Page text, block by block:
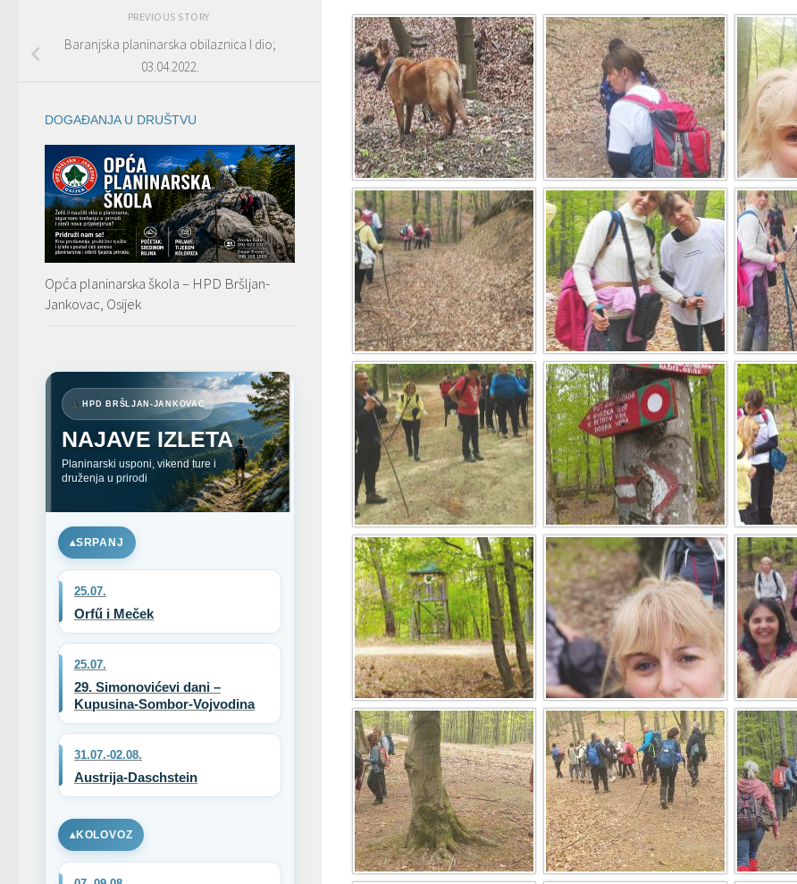
PREVIOUS STORY
Baranjska planinarska obilaznica I dio;
03.04.2022.
DOGAĐANJA U DRUŠTVU
Opća planinarska škola – HPD Bršljan-
Jankovac, Osijek
HPD BRŠLJAN-JANKOVAC
NAJAVE IZLETA
Planinarski usponi, vikend ture i
druženja u prirodi
SRPANJ
25.07.
Orfű i Meček
25.07.
29. Simonovićevi dani –
Kupusina-Sombor-Vojvodina
31.07.-02.08.
Austrija-Daschstein
KOLOVOZ